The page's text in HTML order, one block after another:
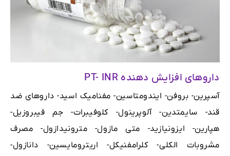
داروهای افزایش دهنده PT- INR
آسپرین- بروفن- ایندومتاسین- مفنامیک اسید- داروهای ضد
قند- سایمتدین- آلوپرینول- کلوفیبرات- جم فیبروزیل-
هپارین- ایزونیازید- متی مازول- مترونیدازول- مصرف
مشروبات الکلی- کلرامفنیکل- اریترومایسین- دانازول-